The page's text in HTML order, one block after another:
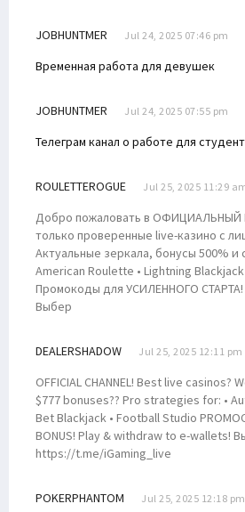
JOBHUNTMER Jul 24, 2025 07:46 pm
Временная работа для девушек
JOBHUNTMER Jul 24, 2025 07:55 pm
Телеграм канал о работе для
ROULETTEROGUE Jul 25, 2025 11:29
Добро пожаловать в ОФИЦИАЛЬНЫЙ
только проверенные live-казино с
Актуальные зеркала, бонусы 500% и
American Roulette • Lightning Blackjack
Промокоды для УСИЛЕННОГО СТАРТА!
Выбер
DEALERSHADOW Jul 25, 2025 12:11 pm
OFFICIAL CHANNEL! Best live casinos?
$777 bonuses?? Pro strategies for: •
Bet Blackjack • Football Studio
BONUS! Play & withdraw to e-wallets!
https://t.me/iGaming_live
POKERPHANTOM Jul 25, 2025 12:18 pm